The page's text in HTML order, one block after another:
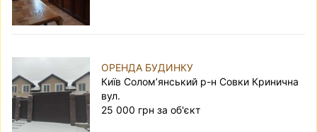
ОРЕНДА БУДИНКУ
Київ Солом’янський р-н Совки Кринична
вул.
25 000 грн за об'єкт